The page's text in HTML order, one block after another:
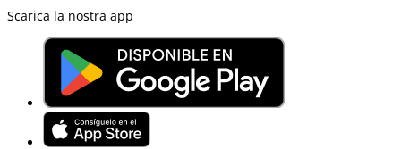
Scarica la nostra app